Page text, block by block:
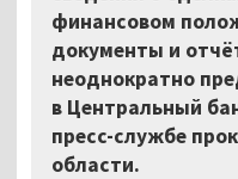
финансовом
документы и
неоднократно
в Центральный
пресс-службе
области.